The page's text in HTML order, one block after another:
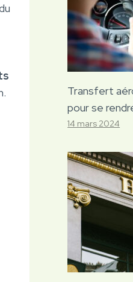
Transfert
pour se
14 mars 2024